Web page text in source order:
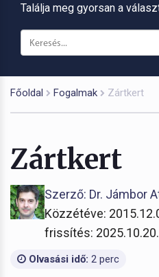
Találja meg gyorsan a
Főoldal Fogalmak Zártkert
Zártkert
Szerző: Dr. Jámbor
Közzétéve:
frissítés:
Olvasási idő: 2 perc